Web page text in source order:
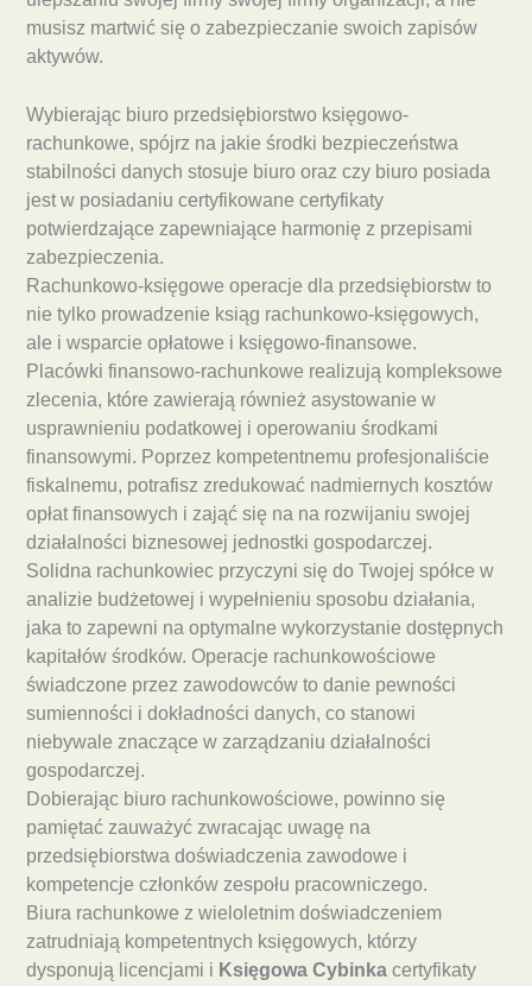
musisz martwić się o zabezpieczanie swoich zapisów
aktywów.
Wybierając biuro przedsiębiorstwo księgowo-
rachunkowe, spójrz na jakie środki bezpieczeństwa
stabilności danych stosuje biuro oraz czy biuro posiada
jest w posiadaniu certyfikowane certyfikaty
potwierdzające zapewniające harmonię z przepisami
zabezpieczenia.
Rachunkowo-księgowe operacje dla przedsiębiorstw to
nie tylko prowadzenie ksiąg rachunkowo-księgowych,
ale i wsparcie opłatowe i księgowo-finansowe.
Placówki finansowo-rachunkowe realizują kompleksowe
zlecenia, które zawierają również asystowanie w
usprawnieniu podatkowej i operowaniu środkami
finansowymi. Poprzez kompetentnemu profesjonaliście
fiskalnemu, potrafisz zredukować nadmiernych kosztów
opłat finansowych i zająć się na na rozwijaniu swojej
działalności biznesowej jednostki gospodarczej.
Solidna rachunkowiec przyczyni się do Twojej spółce w
analizie budżetowej i wypełnieniu sposobu działania,
jaka to zapewni na optymalne wykorzystanie dostępnych
kapitałów środków. Operacje rachunkowościowe
świadczone przez zawodowców to danie pewności
sumienności i dokładności danych, co stanowi
niebywale znaczące w zarządzaniu działalności
gospodarczej.
Dobierając biuro rachunkowościowe, powinno się
pamiętać zauważyć zwracając uwagę na
przedsiębiorstwa doświadczenia zawodowe i
kompetencje członków zespołu pracowniczego.
Biura rachunkowe z wieloletnim doświadczeniem
zatrudniają kompetentnych księgowych, którzy
dysponują licencjami i Księgowa Cybinka certyfikaty